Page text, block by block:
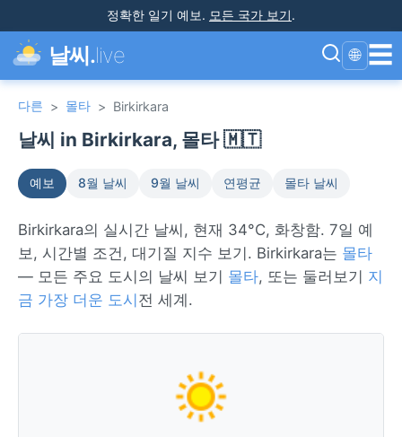
정확한 일기 예보. 모든 국가 보기.
날씨.live 🌐 ☰
다른 > 몰타 > Birkirkara
날씨 in Birkirkara, 몰타 🇲🇹
예보 8월 날씨 9월 날씨 연평균 몰타 날씨
Birkirkara의 실시간 날씨, 현재 34°C, 화창함. 7일 예
보, 시간별 조건, 대기질 지수 보기. Birkirkara는 몰타
— 모든 주요 도시의 날씨 보기 몰타, 또는 둘러보기 지
금 가장 더운 도시 전 세계.